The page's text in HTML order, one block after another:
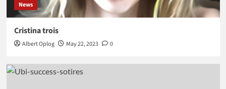
News
Cristina trois
Albert Oplog May 22, 2023 0